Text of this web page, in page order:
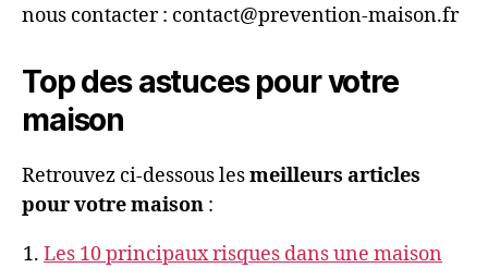
nous contacter : contact@prevention-maison.fr
Top des astuces pour votre
maison
Retrouvez ci-dessous lesmeilleurs articles
pour votre maison :
Les 10 principaux risques dans une maison